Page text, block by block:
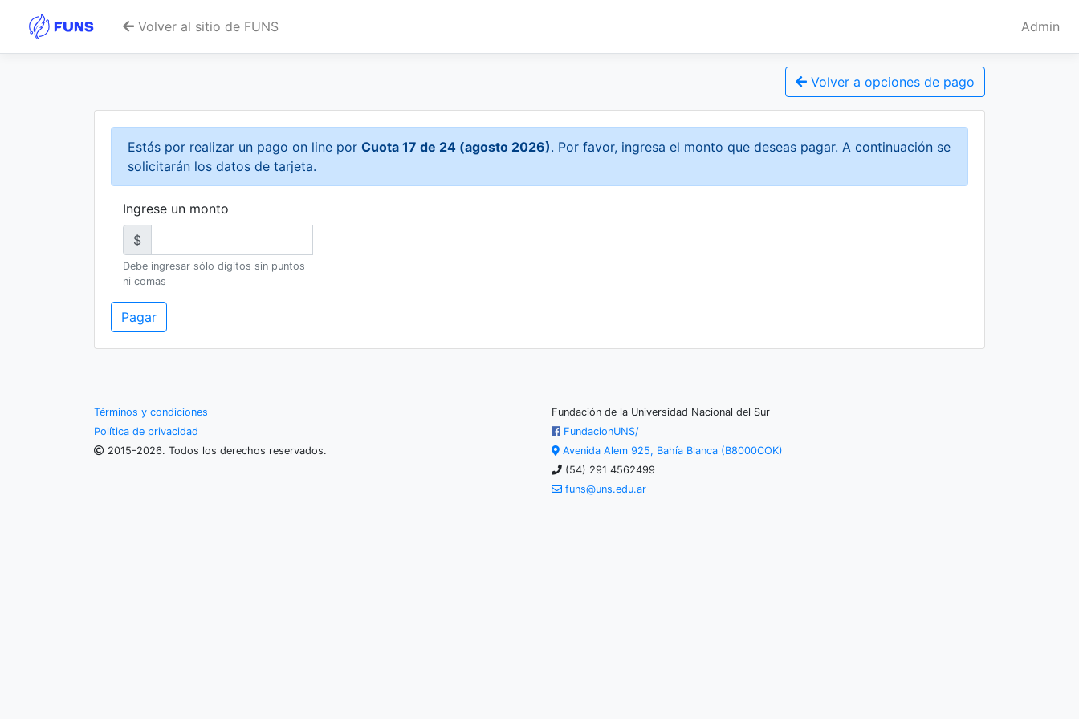
Volver al sitio de FUNS Admin
Volver a opciones de pago
Estás por realizar un pago on line por Cuota 17 de 24 (agosto 2026). Por favor, ingresa el monto que deseas pagar. A continuación se
solicitarán los datos de tarjeta.
Ingrese un monto
$
Debe ingresar sólo dígitos sin puntos
ni comas
Pagar
Términos y condiciones
Política de privacidad
2015-2026. Todos los derechos reservados.
Fundación de la Universidad Nacional del Sur
FundacionUNS/
Avenida Alem 925, Bahía Blanca (B8000COK)
(54) 291 4562499
funs@uns.edu.ar